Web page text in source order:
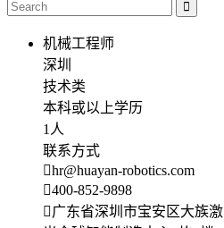
机械工程师
深圳
技术类
本科或以上学历
1人
联系方式
hr@huayan-robotics.com
400-852-9898
广东省深圳市宝安区大族激